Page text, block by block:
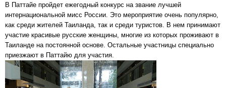
В Паттайе пройдет ежегодный конкурс на звание лучшей
интернациональной мисс России. Это мероприятие очень популярно,
как среди жителей Таиланда, так и среди туристов. В нем принимают
участие красивые русские женщины, многие из которых проживают в
Таиланде на постоянной основе. Остальные участницы специально
приезжают в Паттайю для участия.